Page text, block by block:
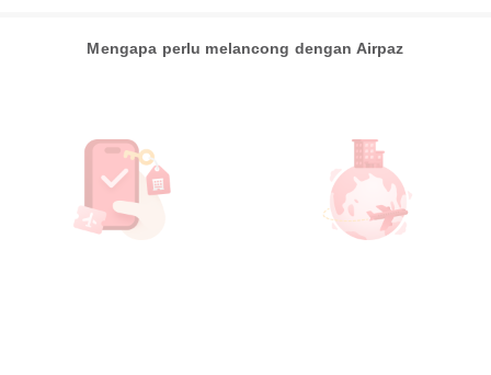
Mengapa perlu melancong dengan Airpaz